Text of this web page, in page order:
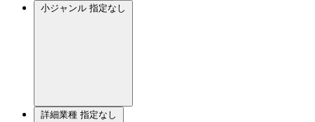
小ジャンル 指定なし
詳細業種 指定なし